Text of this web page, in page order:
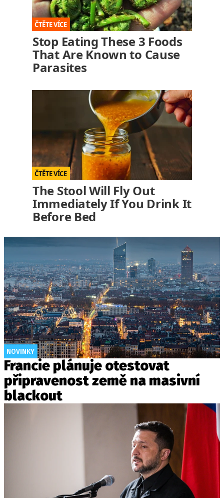
Stop Eating These 3 Foods
That Are Known to Cause
Parasites
The Stool Will Fly Out
Immediately If You Drink It
Before Bed
NOVINKY
Francie plánuje otestovat
připravenost země na masivní
blackout